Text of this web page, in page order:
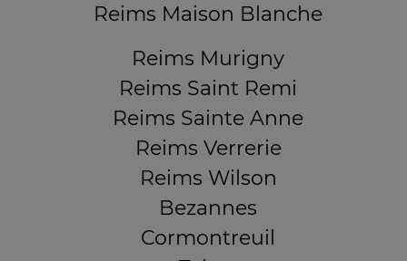
Reims Maison Blanche
Reims Murigny
Reims Saint Remi
Reims Sainte Anne
Reims Verrerie
Reims Wilson
Bezannes
Cormontreuil